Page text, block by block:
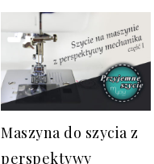
Maszyna do szycia z
perspektywy